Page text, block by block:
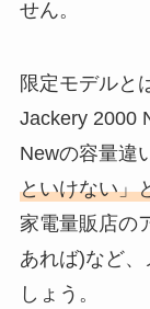
せん。
限定モデルと
Jackery 2000
Newの容量違
といけない」
家電量販店の
あれば)など
しょう。